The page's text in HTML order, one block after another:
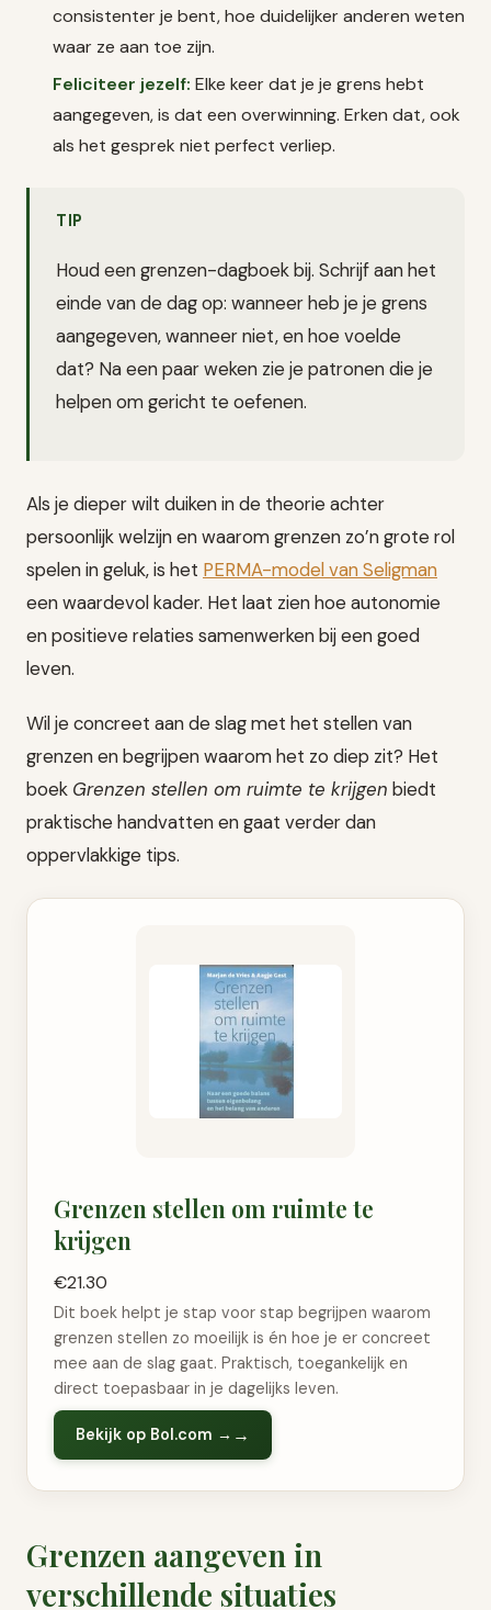
consistenter je bent, hoe duidelijker anderen weten
waar ze aan toe zijn.
Feliciteer jezelf: Elke keer dat je je grens hebt
aangegeven, is dat een overwinning. Erken dat, ook
als het gesprek niet perfect verliep.
TIP
Houd een grenzen-dagboek bij. Schrijf aan het
einde van de dag op: wanneer heb je je grens
aangegeven, wanneer niet, en hoe voelde
dat? Na een paar weken zie je patronen die je
helpen om gericht te oefenen.
Als je dieper wilt duiken in de theorie achter
persoonlijk welzijn en waarom grenzen zo’n grote rol
spelen in geluk, is het PERMA-model van Seligman
een waardevol kader. Het laat zien hoe autonomie
en positieve relaties samenwerken bij een goed
leven.
Wil je concreet aan de slag met het stellen van
grenzen en begrijpen waarom het zo diep zit? Het
boek Grenzen stellen om ruimte te krijgen biedt
praktische handvatten en gaat verder dan
oppervlakkige tips.
Grenzen stellen om ruimte te
krijgen
€21.30
Dit boek helpt je stap voor stap begrijpen waarom
grenzen stellen zo moeilijk is én hoe je er concreet
mee aan de slag gaat. Praktisch, toegankelijk en
direct toepasbaar in je dagelijks leven.
Bekijk op Bol.com →
Grenzen aangeven in
verschillende situaties